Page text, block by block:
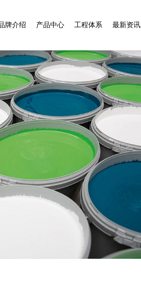
牌介绍 产品中心 工程体系 最新资讯